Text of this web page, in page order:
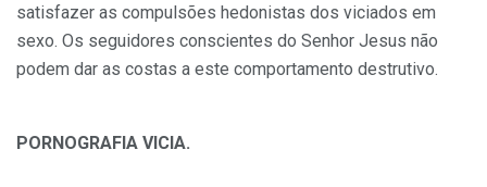
satisfazer as compulsões hedonistas dos viciados em
sexo. Os seguidores conscientes do Senhor Jesus não
podem dar as costas a este comportamento destrutivo.
PORNOGRAFIA VICIA.